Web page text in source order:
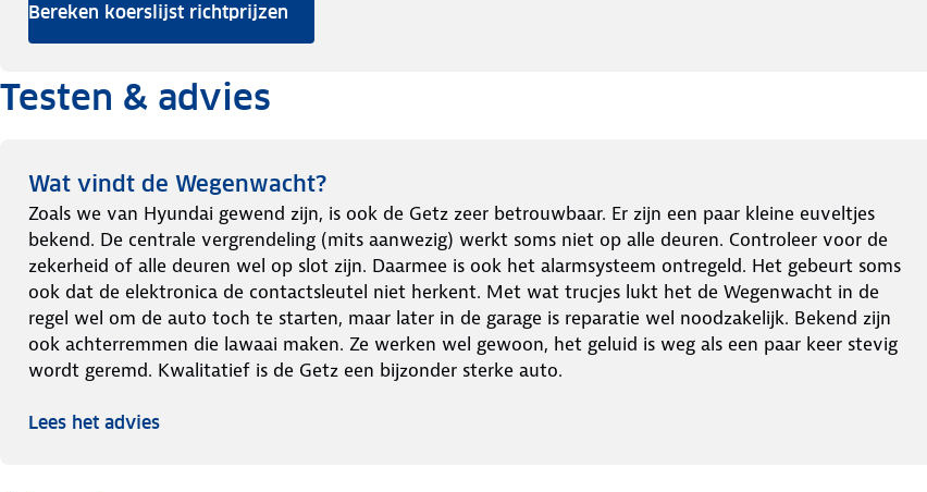
Bereken koerslijst richtprijzen
Testen & advies
Wat vindt de Wegenwacht?
Zoals we van Hyundai gewend zijn, is ook de Getz zeer betrouwbaar. Er zijn een paar kleine euveltjes
bekend. De centrale vergrendeling (mits aanwezig) werkt soms niet op alle deuren. Controleer voor de
zekerheid of alle deuren wel op slot zijn. Daarmee is ook het alarmsysteem ontregeld. Het gebeurt soms
ook dat de elektronica de contactsleutel niet herkent. Met wat trucjes lukt het de Wegenwacht in de
regel wel om de auto toch te starten, maar later in de garage is reparatie wel noodzakelijk. Bekend zijn
ook achterremmen die lawaai maken. Ze werken wel gewoon, het geluid is weg als een paar keer stevig
wordt geremd. Kwalitatief is de Getz een bijzonder sterke auto.
Lees het advies